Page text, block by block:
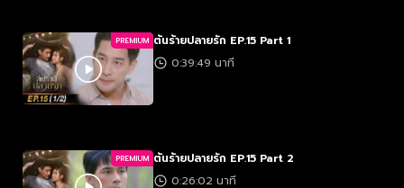
PREMIUM ต้นร้ายปลายรัก EP.15 Part 1
0:39:49 นาที
PREMIUM ต้นร้ายปลายรัก EP.15 Part 2
0:26:02 นาที